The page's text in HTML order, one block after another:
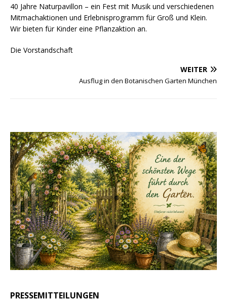
40 Jahre Naturpavillon – ein Fest mit Musik und verschiedenen
Mitmachaktionen und Erlebnisprogramm für Groß und Klein.
Wir bieten für Kinder eine Pflanzaktion an.
Die Vorstandschaft
WEITER
Ausflug in den Botanischen Garten München
PRESSEMITTEILUNGEN